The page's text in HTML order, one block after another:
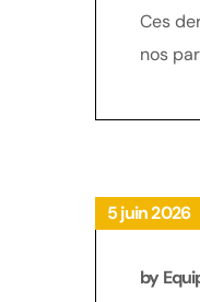
Ces
nos
5 juin 2026
by